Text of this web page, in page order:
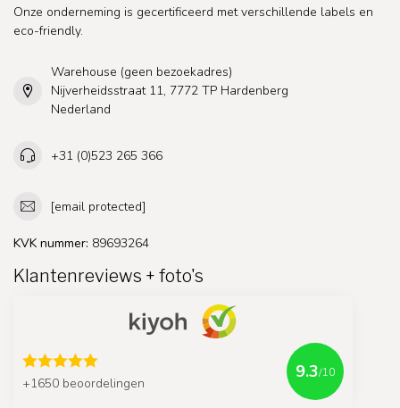
Onze onderneming is gecertificeerd met verschillende labels en
eco-friendly.
Warehouse (geen bezoekadres)
Nijverheidsstraat 11, 7772 TP Hardenberg
Nederland
+31 (0)523 265 366
[email protected]
KVK nummer: 89693264
Klantenreviews + foto's
+1650 beoordelingen
9.3/10